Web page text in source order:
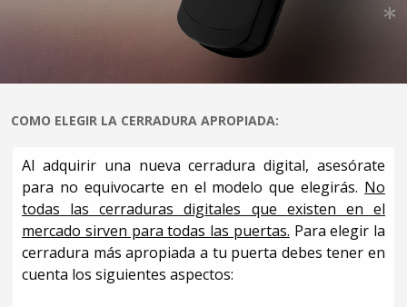
COMO ELEGIR LA CERRADURA APROPIADA:
Al adquirir una nueva cerradura digital, asesórate
para no equivocarte en el modelo que elegirás. No
todas las cerraduras digitales que existen en el
mercado sirven para todas las puertas. Para elegir la
cerradura más apropiada a tu puerta debes tener en
cuenta los siguientes aspectos: